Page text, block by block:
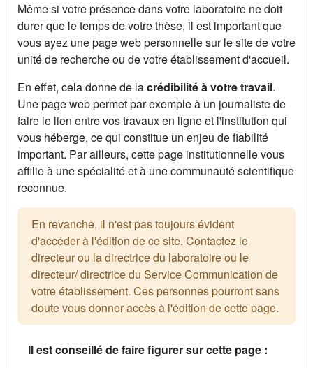
Même si votre présence dans votre laboratoire ne doit
durer que le temps de votre thèse, il est important que
vous ayez une page web personnelle sur le site de votre
unité de recherche ou de votre établissement d'accueil.
En effet, cela donne de lacrédibilité à votre travail.
Une page web permet par exemple à un journaliste de
faire le lien entre vos travaux en ligne et l'institution qui
vous héberge, ce qui constitue un enjeu de fiabilité
important. Par ailleurs, cette page institutionnelle vous
affilie à une spécialité et à une communauté scientifique
reconnue.
En revanche, il n'est pas toujours évident
d'accéder à l'édition de ce site. Contactez le
directeur ou la directrice du laboratoire ou le
directeur/ directrice du Service Communication de
votre établissement. Ces personnes pourront sans
doute vous donner accès à l'édition de cette page.
Il est conseillé de faire figurer sur cette page :